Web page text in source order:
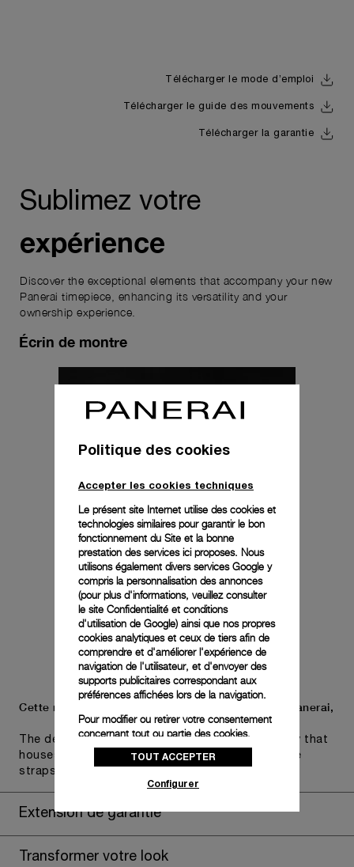
Télécharger le mode d’emploi
Télécharger le guide des mouvements
Télécharger la garantie
Sublimez votre
expérience
Discover the exceptional elements that accompany your new
Panerai timepiece, enhancing its versatility and your
ownership experience.
Écrin de montre
Cette montre est présentée dans le nouvel écrin Panerai,
The design includes a convenient drawer or a tray that
houses the second strap and tools to change the
straps, if applicable to the specific watch model.
Extension de garantie
Transformer votre look
Politique des cookies
Accepter les cookies techniques
Le présent site Internet utilise des cookies et
technologies similaires pour garantir le bon
fonctionnement du Site et la bonne
prestation des services ici proposes. Nous
utilisons également divers services Google y
compris la personnalisation des annonces
(pour plus d'informations, veuillez consulter
le site Confidentialité et conditions
d'utilisation de Google) ainsi que nos propres
cookies analytiques et ceux de tiers afin de
comprendre et d'améliorer l'expérience de
navigation de l'utilisateur, et d'envoyer des
supports publicitaires correspondant aux
préférences affichées lors de la navigation.
Pour modifier ou retirer votre consentement
concernant tout ou partie des cookies,
cliquez sur « Configurer » ou consultez notre
politique des cookiespour obtenir plus
donnez votre consentement pour l’utilisation
En cliquant sur « Tout refuser », vous
TOUT ACCEPTER
Configurer